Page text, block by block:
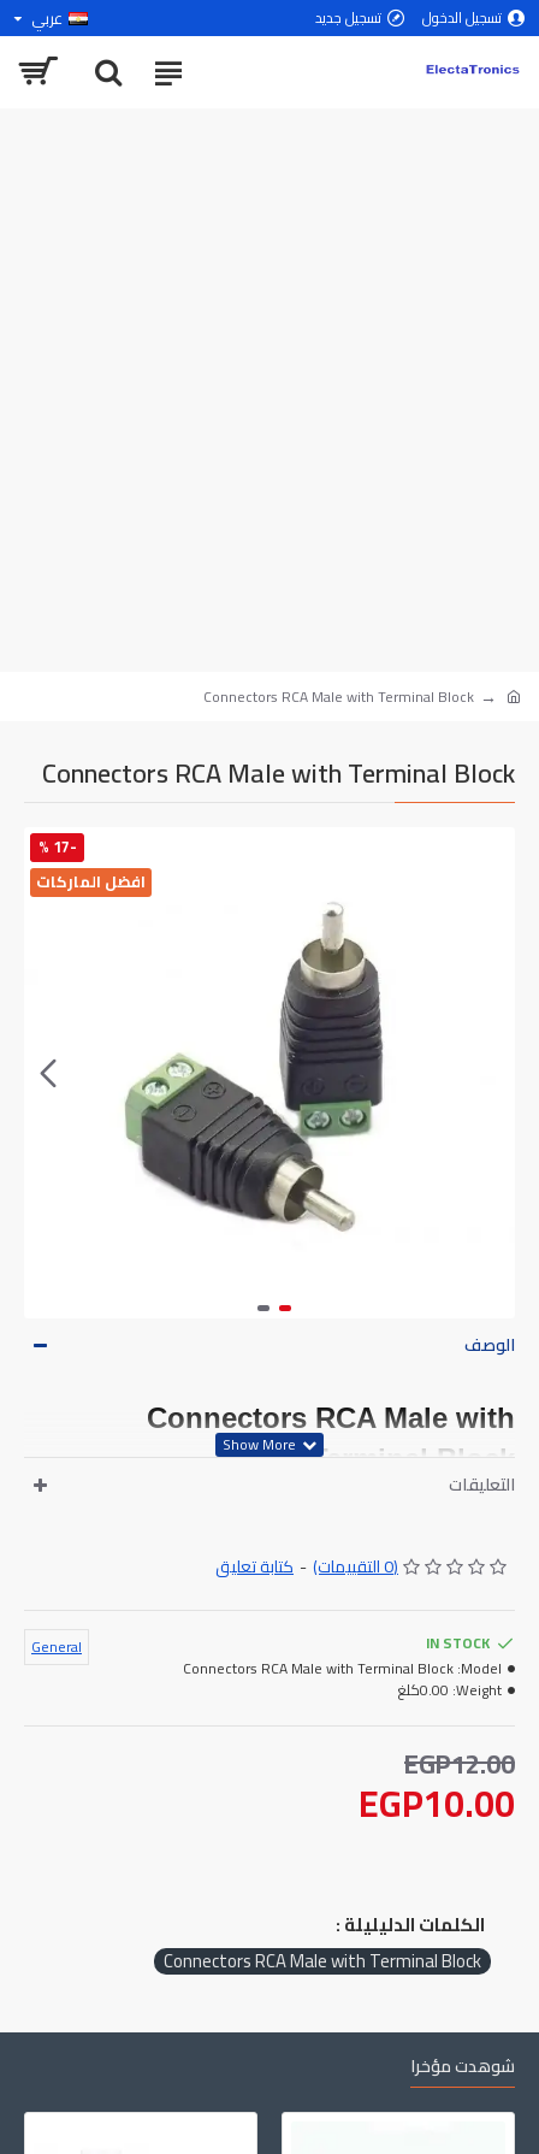
تسجيل الدخول تسجيل جديد عربي
Connectors RCA Male with Terminal Block
Connectors RCA Male with Terminal Block
افضل الماركات
-17 %
الوصف
Connectors RCA Male with
Terminal Block
التعليقات
(0 التقييمات) - كتابة تعليق
EGP10.00
EGP12.00
IN STOCK
Model:
Connectors RCA Male with Terminal Block
Weight: 0.00كلغ
General
الكلمات الدليليلة :
Connectors RCA Male with Terminal Block
شوهدت مؤخرا